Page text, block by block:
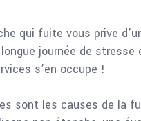
qui fuite vous prive
journée de
s’en occupe !
sont les causes de la